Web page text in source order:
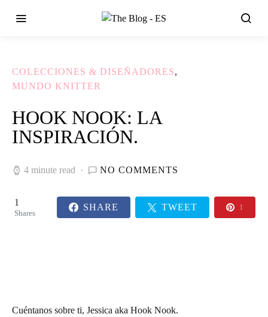
COLECCIONES & DISEÑADORES
MUNDO KNITTER
HOOK NOOK: LA
INSPIRACIÓN.
4 minute read NO COMMENTS
1
Shares
SHARE TWEET 1
Cuéntanos sobre ti, Jessica aka Hook Nook.